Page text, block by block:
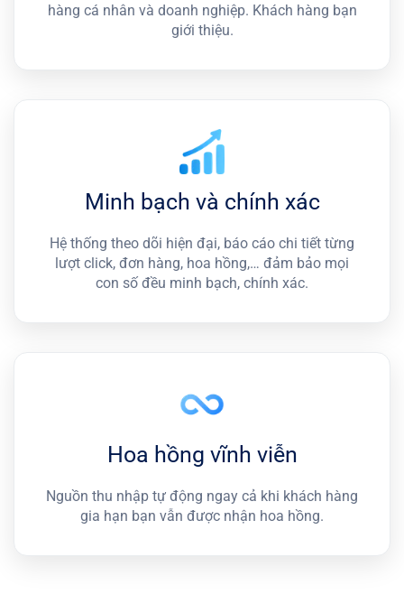
hàng cá nhân và doanh nghiệp. Khách hàng bạn
giới thiệu.
Minh bạch và chính xác
Hệ thống theo dõi hiện đại, báo cáo chi tiết từng
lượt click, đơn hàng, hoa hồng,… đảm bảo mọi
con số đều minh bạch, chính xác.
Hoa hồng vĩnh viễn
Nguồn thu nhập tự động ngay cả khi khách hàng
gia hạn bạn vẫn được nhận hoa hồng.